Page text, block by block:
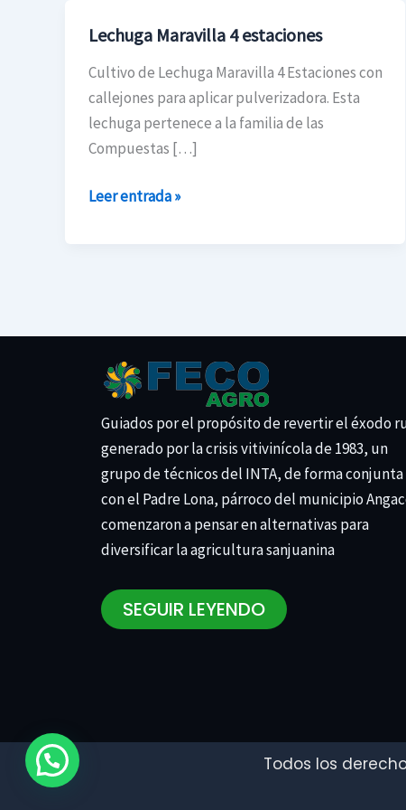
Lechuga Maravilla 4 estaciones
Cultivo de Lechuga Maravilla 4 Estaciones con
callejones para aplicar pulverizadora. Esta
lechuga pertenece a la familia de las
Compuestas […]
Lechuga
estaciones
Leer entrada »
Guiados por el propósito de revertir el éxodo
generado por la crisis vitivinícola de 1983, un
grupo de técnicos del INTA, de forma conjunta
con el Padre Lona, párroco del municipio
comenzaron a pensar en alternativas para
diversificar la agricultura sanjuanina
SEGUIR LEYENDO
Todos los